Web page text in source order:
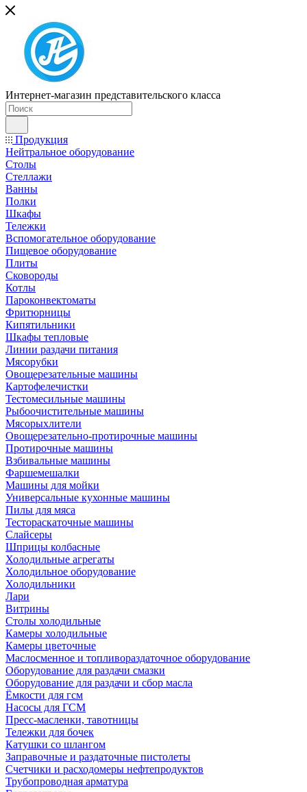
Интернет-магазин представительского класса
Продукция
Нейтральное оборудование
Столы
Стеллажи
Ванны
Полки
Шкафы
Тележки
Вспомогательное оборудование
Пищевое оборудование
Плиты
Сковороды
Котлы
Пароконвектоматы
Фритюрницы
Кипятильники
Шкафы тепловые
Линии раздачи питания
Мясорубки
Овощерезательные машины
Картофелечистки
Тестомесильные машины
Рыбоочистительные машины
Мясорыхлители
Овощерезательно-протирочные машины
Протирочные машины
Взбивальные машины
Фаршемешалки
Машины для мойки
Универсальные кухонные машины
Пилы для мяса
Тестораскаточные машины
Слайсеры
Шприцы колбасные
Холодильные агрегаты
Холодильное оборудование
Холодильники
Лари
Витрины
Столы холодильные
Камеры холодильные
Камеры цветочные
Маслосменное и топливораздаточное оборудование
Оборудование для раздачи смазки
Оборудование для раздачи и сбор масла
Ёмкости для гсм
Насосы для ГСМ
Пресс-масленки, тавотницы
Тележки для бочек
Катушки со шлангом
Заправочные и раздаточные пистолеты
Счетчики и расходомеры нефтепродуктов
Трубопроводная арматура